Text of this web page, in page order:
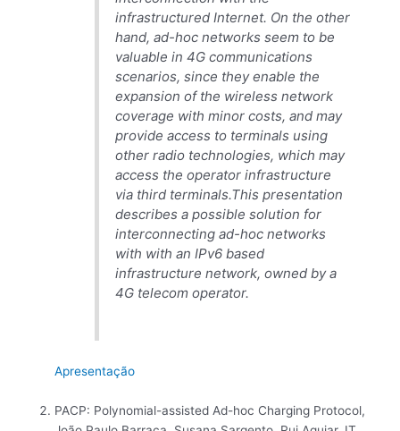
infrastructured Internet. On the other
hand, ad-hoc networks seem to be
valuable in 4G communications
scenarios, since they enable the
expansion of the wireless network
coverage with minor costs, and may
provide access to terminals using
other radio technologies, which may
access the operator infrastructure
via third terminals.This presentation
describes a possible solution for
interconnecting ad-hoc networks
with with an IPv6 based
infrastructure network, owned by a
4G telecom operator.
Apresentação
PACP: Polynomial-assisted Ad-hoc Charging Protocol,